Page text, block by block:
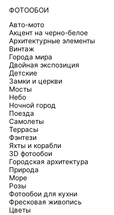
ФОТООБОИ
Авто-мото
Акцент на черно-белое
Архитектурные элементы
Винтаж
Города мира
Двойная экспозиция
Детские
Замки и церкви
Мосты
Небо
Ночной город
Поезда
Самолеты
Террасы
Фэнтези
Яхты и корабли
3D фотообои
Городская архитектура
Природа
Море
Розы
Фотообои для кухни
Фресковая живопись
Цветы